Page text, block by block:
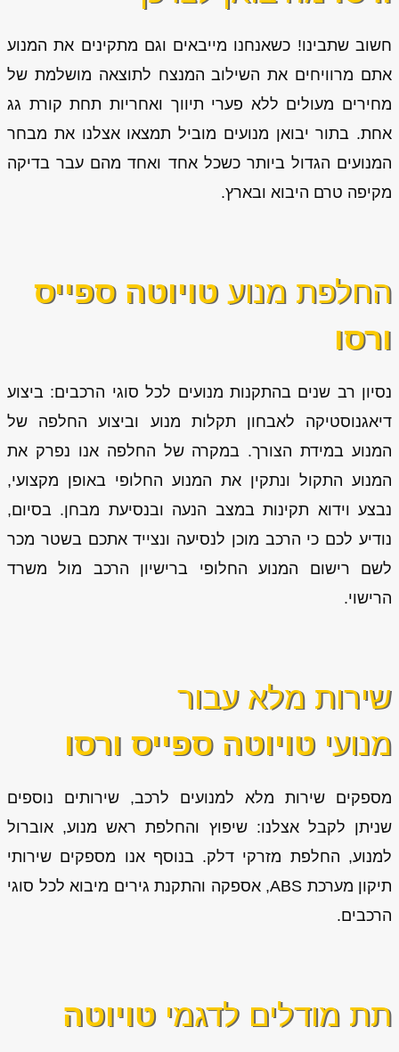
חשוב שתבינו! כשאנחנו מייבאים וגם מתקינים את המנוע
אתם מרוויחים את השילוב המנצח לתוצאה מושלמת של
מחירים מעולים ללא פערי תיווך ואחריות תחת קורת גג
אחת. בתור יבואן מנועים מוביל תמצאו אצלנו את מבחר
המנועים הגדול ביותר כשכל אחד ואחד מהם עבר בדיקה
מקיפה טרם היבוא ובארץ.
החלפת מנועטויוטה ספייס
ורסו
נסיון רב שנים בהתקנות מנועים לכל סוגי הרכבים: ביצוע
דיאגנוסטיקה לאבחון תקלות מנוע וביצוע החלפה של
המנוע במידת הצורך. במקרה של החלפה אנו נפרק את
המנוע התקול ונתקין את המנוע החלופי באופן מקצועי,
נבצע וידוא תקינות במצב הנעה ובנסיעת מבחן. בסיום,
נודיע לכם כי הרכב מוכן לנסיעה ונצייד אתכם בשטר מכר
לשם רישום המנוע החלופי ברישיון הרכב מול משרד
הרישוי.
שירות מלא עבור
מנועיטויוטה ספייס ורסו
מספקים שירות מלא למנועים לרכב, שירותים נוספים
שניתן לקבל אצלנו: שיפוץ והחלפת ראש מנוע, אוברול
למנוע, החלפת מזרקי דלק. בנוסף אנו מספקים שירותי
תיקון מערכת ABS, אספקה והתקנת גירים מיבוא לכל סוגי
הרכבים.
תת מודלים לדגמיטויוטה